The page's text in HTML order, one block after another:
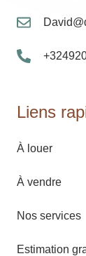
Liens
À louer
À vendre
Nos services
Estimation